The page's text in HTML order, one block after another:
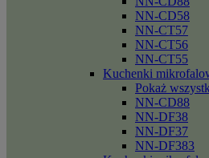
NN-CD58
NN-CT57
NN-CT56
NN-CT55
Kuchenki
Pokaż
NN-CD88
NN-DF38
NN-DF37
NN-DF383